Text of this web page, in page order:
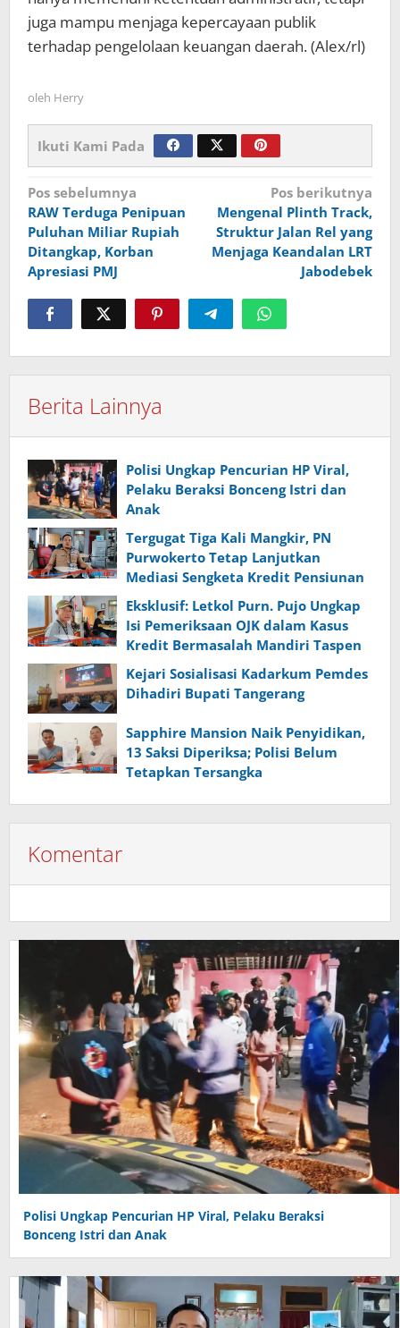
juga mampu menjaga kepercayaan publik
terhadap pengelolaan keuangan daerah. (Alex/rl)
oleh Herry
Ikuti Kami Pada
Navigasi
pos
Pos sebelumnya
RAW Terduga Penipuan
Puluhan Miliar Rupiah
Ditangkap, Korban
Apresiasi PMJ
Pos berikutnya
Mengenal Plinth Track,
Struktur Jalan Rel yang
Menjaga Keandalan LRT
Jabodebek
Berita Lainnya
Polisi Ungkap Pencurian HP Viral,
Pelaku Beraksi Bonceng Istri dan
Anak
Tergugat Tiga Kali Mangkir, PN
Purwokerto Tetap Lanjutkan
Mediasi Sengketa Kredit Pensiunan
Eksklusif: Letkol Purn. Pujo Ungkap
Isi Pemeriksaan OJK dalam Kasus
Kredit Bermasalah Mandiri Taspen
Kejari Sosialisasi Kadarkum Pemdes
Dihadiri Bupati Tangerang
Sapphire Mansion Naik Penyidikan,
13 Saksi Diperiksa; Polisi Belum
Tetapkan Tersangka
Komentar
Polisi Ungkap Pencurian HP Viral, Pelaku Beraksi
Bonceng Istri dan Anak